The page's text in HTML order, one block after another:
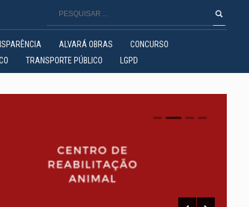
ALVARÁ OBRAS
CONCURSO
TRANSPORTE PÚBLICO LGPD
0 1 2